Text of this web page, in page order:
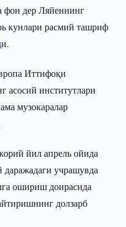
фон дер Ляйеннинг
кунлари расмий ташриф
Иттифоқи
асосий институтлари
музокаралар
йил апрель ойида
учрашувда
ошириш доирасида
долзарб